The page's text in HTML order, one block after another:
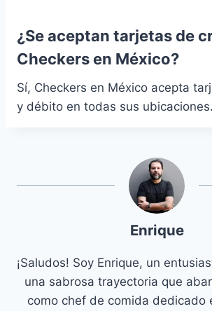
¿Se aceptan tarjetas de
Checkers en México?
Sí, Checkers en México acepta
y débito en todas sus ubicaciones.
Enrique
¡Saludos! Soy Enrique, un
una sabrosa trayectoria que
como chef de comida dedicado